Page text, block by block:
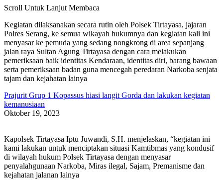
Scroll Untuk Lanjut Membaca
Kegiatan dilaksanakan secara rutin oleh Polsek Tirtayasa, jajaran
Polres Serang, ke semua wikayah hukumnya dan kegiatan kali ini
menyasar ke pemuda yang sedang nongkrong di area sepanjang
jalan raya Sultan Agung Tirtayasa dengan cara melakukan
pemeriksaan baik identitas Kendaraan, identitas diri, barang bawaan
serta pemeriksaan badan guna mencegah peredaran Narkoba senjata
tajam dan kejahatan lainya
Prajurit Grup 1 Kopassus hiasi langit Gorda dan lakukan kegiatan
kemanusiaan
Oktober 19, 2023
Kapolsek Tirtayasa Iptu Juwandi, S.H. menjelaskan, “kegiatan ini
kami lakukan untuk menciptakan situasi Kamtibmas yang kondusif
di wilayah hukum Polsek Tirtayasa dengan menyasar
penyalahgunaan Narkoba, Miras ilegal, Sajam, Premanisme dan
kejahatan jalanan lainya